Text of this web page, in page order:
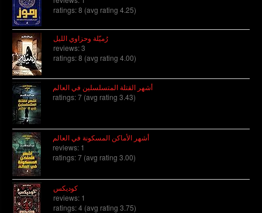
ratings: 8 (avg rating 4.25)
رُميّلة وحزاوي الليل
reviews: 3
ratings: 8 (avg rating 4.00)
أشهر القتلة المتسلسلين في العالم
ratings: 7 (avg rating 3.43)
أشهر الأماكن المسكونة في العالم
reviews: 1
ratings: 7 (avg rating 3.00)
كوديكس
reviews: 1
ratings: 4 (avg rating 3.75)